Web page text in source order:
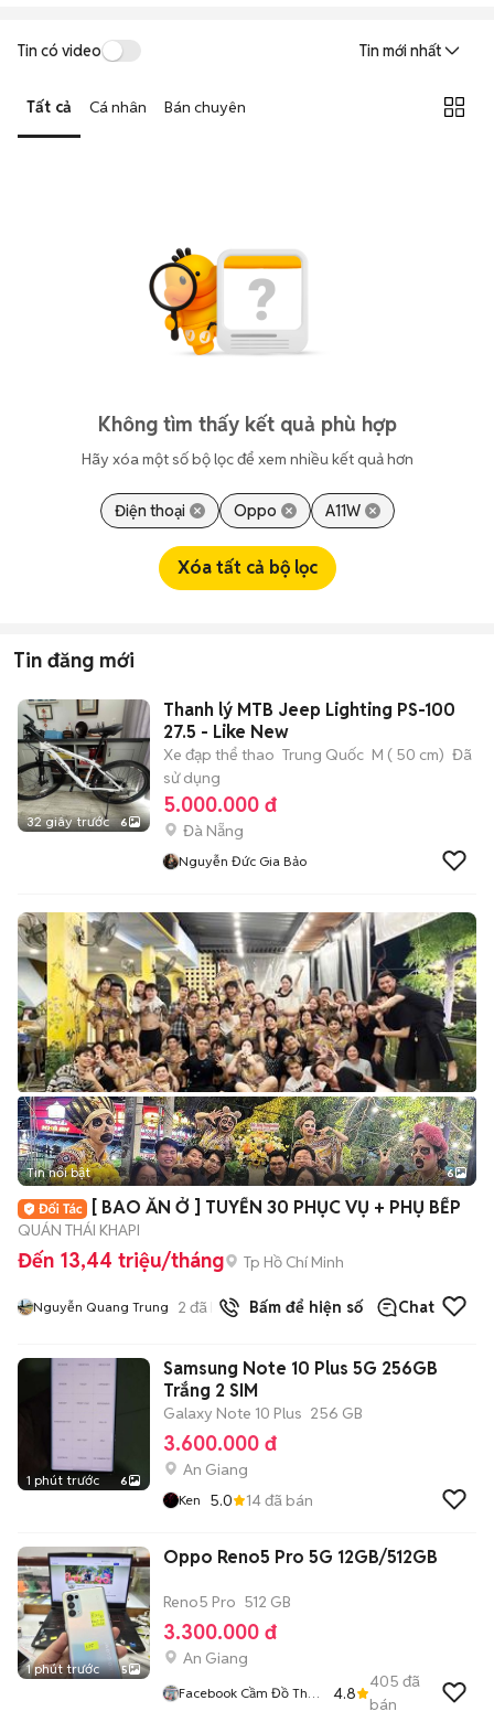
Giao dịch thực tế: Việc gặp nhau trực tiếp giúp bạn có thời
Tin có video Tin mới nhất
Tất cả Cá nhân Bán chuyên
Không tìm thấy kết quả phù hợp
Hãy xóa một số bộ lọc để xem nhiều kết quả hơn
Điện thoại Oppo A11W
Xóa tất cả bộ lọc
Tin đăng mới
32 giây trước 6
Thanh lý MTB Jeep Lighting PS-100
27.5 - Like New
Xe đạp thể thao Trung Quốc M ( 50 cm) Đã
sử dụng
5.000.000 đ
Đà Nẵng
Nguyễn Đức Gia Bảo
+2
Tin nổi bật 6
[ BAO ĂN Ở ] TUYỂN 30 PHỤC VỤ + PHỤ BẾP
QUÁN THÁI KHAPI
Đến 13,44 triệu/tháng Tp Hồ Chí Minh
Nguyễn Quang Trung 2 đã bán Bấm để hiện số Chat
1 phút trước 6
Samsung Note 10 Plus 5G 256GB
Trắng 2 SIM
Galaxy Note 10 Plus 256 GB
3.600.000 đ
An Giang
Ken 5.0 14đã bán
1 phút trước 5
Oppo Reno5 Pro 5G 12GB/512GB
Reno5 Pro 512 GB
3.300.000 đ
An Giang
Facebook Cầm Đồ Thúy
4.8
405 đã
bán